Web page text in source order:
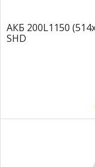
АКБ 200L1150
SHD